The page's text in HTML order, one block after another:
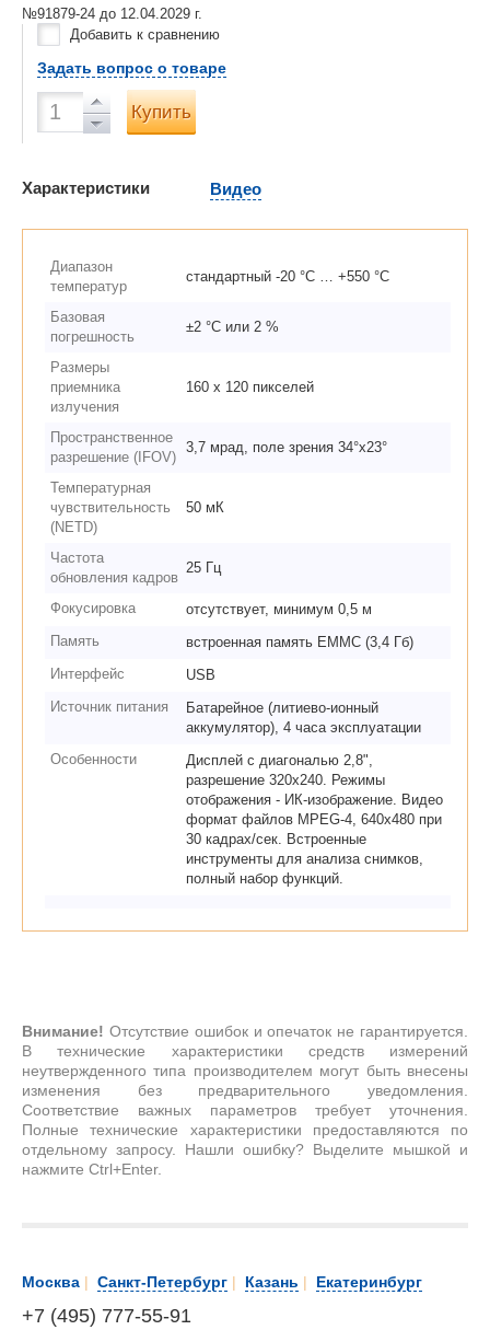
№91879-24 до 12.04.2029 г.
Добавить к сравнению
Задать вопрос о товаре
Купить
Характеристики Видео
Диапазон
температур
стандартный -20 °C … +550 °C
Базовая
погрешность
±2 °C или 2 %
Размеры
приемника
излучения
160 x 120 пикселей
Пространственное
разрешение (IFOV)
3,7 мрад, поле зрения 34°х23°
Температурная
чувствительность
(NETD)
50 мК
Частота
обновления кадров
25 Гц
Фокусировка
отсутствует, минимум 0,5 м
Память
встроенная память EMMC (3,4 Гб)
Интерфейс
USB
Источник питания
Батарейное (литиево-ионный
аккумулятор), 4 часа эксплуатации
Особенности
Дисплей с диагональю 2,8",
разрешение 320х240. Режимы
отображения - ИК-изображение. Видео
формат файлов MPEG-4, 640x480 при
30 кадрах/сек. Встроенные
инструменты для анализа снимков,
полный набор функций.
Внимание! Отсутствие ошибок и опечаток не гарантируется.
В технические характеристики средств измерений
неутвержденного типа производителем могут быть внесены
изменения без предварительного уведомления.
Соответствие важных параметров требует уточнения.
Полные технические характеристики предоставляются по
отдельному запросу. Нашли ошибку? Выделите мышкой и
нажмите Ctrl+Enter.
Москва | Санкт-Петербург | Казань | Екатеринбург
+7 (495) 777-55-91